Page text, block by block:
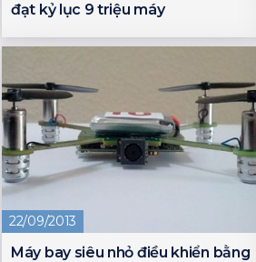
đạt kỷ lục 9 triệu máy
22/09/2013
Máy bay siêu nhỏ điều khiển bằng